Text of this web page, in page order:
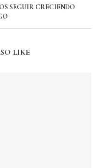
SEGUIR CRECIENDO
LIKE